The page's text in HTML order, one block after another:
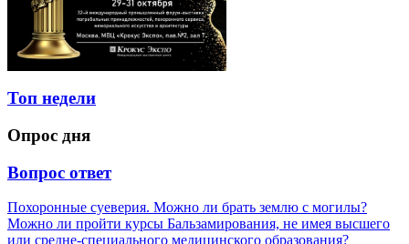
Топ недели
Опрос дня
Вопрос ответ
Похоронные суеверия. Можно ли брать землю с могилы?
Можно ли пройти курсы Бальзамирования, не имея высшего
или средне-специального медицинского образования?